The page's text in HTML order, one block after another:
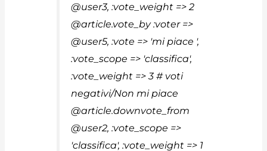
@user3, :vote_weight => 2
@article.vote_by :voter =>
@user5, :vote => 'mi piace ',
:vote_scope => 'classifica',
:vote_weight => 3 # voti
negativi/Non mi piace
@article.downvote_from
@user2, :vote_scope =>
'classifica', :vote_weight => 1